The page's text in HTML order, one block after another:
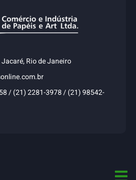
Rio de Janeiro
/ (21) 2281-3978 / (21) 98542-